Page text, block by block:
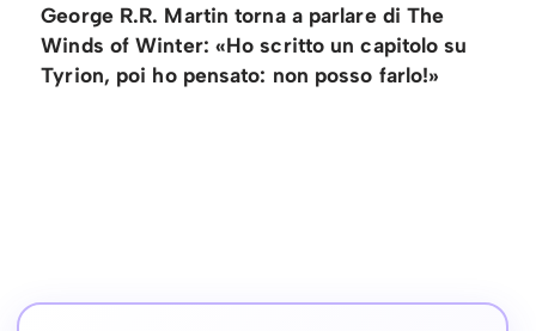
George R.R. Martin torna a parlare di The
Winds of Winter: «Ho scritto un capitolo su
Tyrion, poi ho pensato: non posso farlo!»